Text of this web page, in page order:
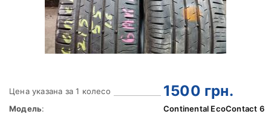
Цена указана за 1 колесо 1500 грн.
Модель:
Continental EcoContact 6